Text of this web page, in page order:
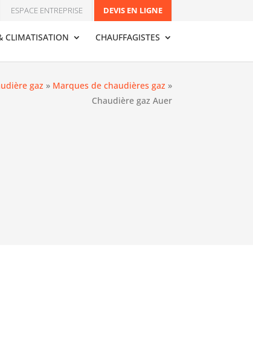
ESPACE ENTREPRISE DEVIS EN LIGNE
CLIMATISATION CHAUFFAGISTES
gaz » Marques de chaudières gaz »
Chaudière gaz Auer